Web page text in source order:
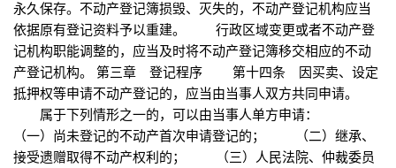
永久保存。不动产登记簿损毁、灭失的，不动产登记机构应当
依据原有登记资料予以重建。 行政区域变更或者不动产登
记机构职能调整的，应当及时将不动产登记簿移交相应的不动
产登记机构。 第三章 登记程序 第十四条 因买卖、设定
抵押权等申请不动产登记的，应当由当事人双方共同申请。
属于下列情形之一的，可以由当事人单方申请：
（一）尚未登记的不动产首次申请登记的； （二）继承、
接受遗赠取得不动产权利的； （三）人民法院、仲裁委员